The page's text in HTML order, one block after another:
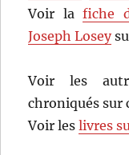
Voir lafiche
Joseph Losey
Voir les
chroniqués sur
Voir leslivres